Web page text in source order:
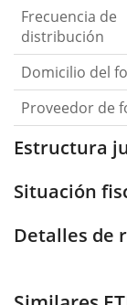
Frecuencia de
distribución
Domicilio del
Proveedor de
Estructura
Situación
Detalles de